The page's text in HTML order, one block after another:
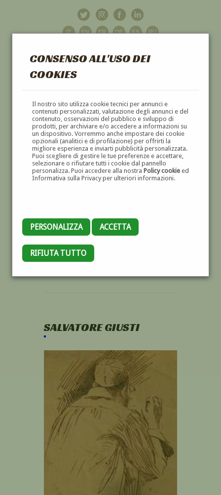
CONSENSO ALL'USO DEI
COOKIES
Il nostro sito utilizza cookie tecnici per annunci e
contenuti personalizzati, valutazione degli annunci e del
contenuto, osservazioni del pubblico e sviluppo di
prodotti, per archiviare e/o accedere a informazioni su
un dispositivo. Vorremmo anche impostare dei cookie
opzionali (analitici e di profilazione) per offrirti la
migliore esperienza e inviarti pubblicità personalizzata.
Puoi scegliere di gestire le tue preferenze e accettare,
selezionare o rifiutare tutti i cookie dal pannello
personalizza. Puoi accedere alla nostra Policy cookieed
Informativa sulla Privacy per ulteriori informazioni.
PERSONALIZZA ACCETTA
RIFIUTA TUTTO
GALLERIAD'ARTE
DIPINTI E SCULTURE '800 E '900
SALVATORE GIUSTI